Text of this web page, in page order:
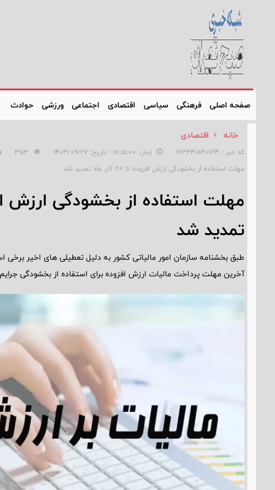
صفحه اصلی فرهنگی سیاسی اقتصادی اجتماعی ورزشی حوادث
خانه اقتصادی
کد خبر : 1734418401194 زمان: ۱۸:۵۱:۰۰ - تاریخ: ۱۴۰۳/۰۹/۲۷
مهلت استفاده از بخشودگی ارزش افزوده تا ۲۸ آذر ماه تمدید شد
تمدید شد
طبق بخشنامه سازمان امور مالیاتی کشور به دلیل تعطیلی های اخیر برخی
آخرین مهلت پرداخت مالیات ارزش افزوده برای استفاده از بخشودگی جرایم قابل بخشش تا